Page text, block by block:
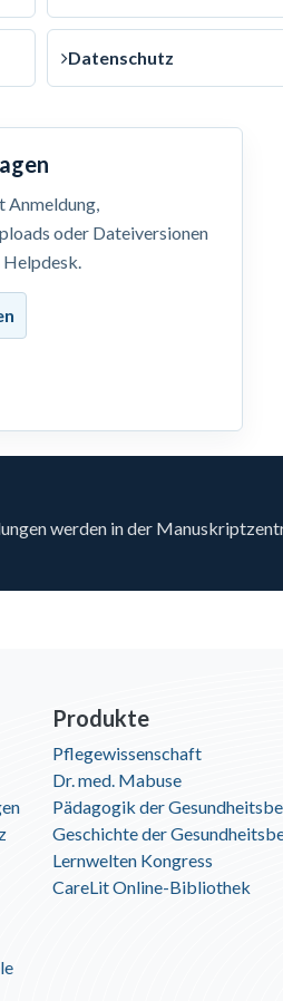
Datenschutz
Anmeldung,
oder Dateiversionen
werden in der
Produkte
Pflegewissenschaft
Dr. med. Mabuse
Pädagogik der
Geschichte der
Lernwelten Kongress
CareLit Online-Bibliothek